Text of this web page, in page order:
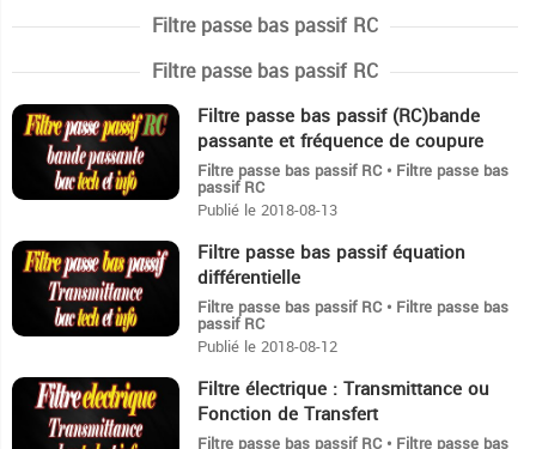
Filtre passe bas passif RC
Filtre passe bas passif RC
8:38 Filtre passe bas passif (RC)bande
passante et fréquence de coupure
Filtre passe bas passif RC • Filtre passe bas
passif RC
Publié le 2018-08-13
5:29 Filtre passe bas passif équation
différentielle
Filtre passe bas passif RC • Filtre passe bas
passif RC
Publié le 2018-08-12
12:13 Filtre électrique : Transmittance ou
Fonction de Transfert